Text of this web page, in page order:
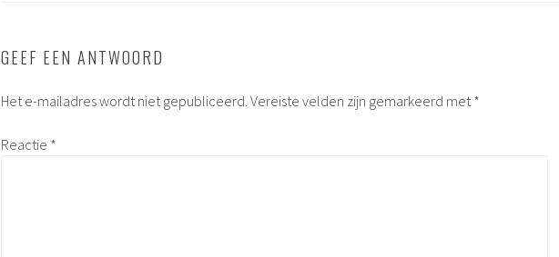
GEEF EEN ANTWOORD
Het e-mailadres wordt niet gepubliceerd. Vereiste velden zijn gemarkeerd met *
Reactie *